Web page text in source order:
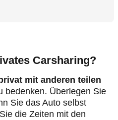
Carsharing?
mit anderen teilen
bedenken. Überlegen Sie
Sie das Auto selbst
die Zeiten mit den